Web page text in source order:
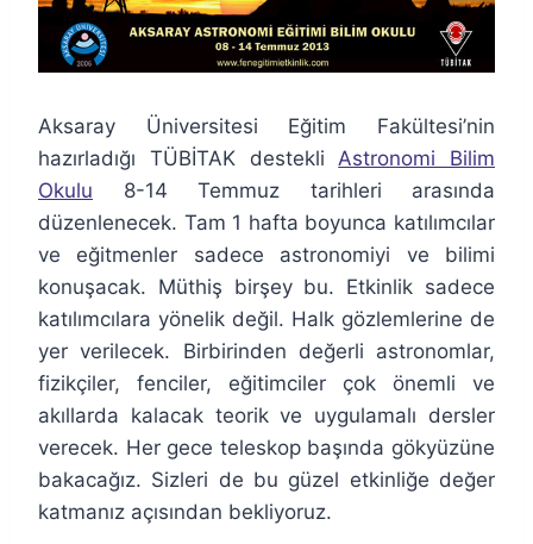
Aksaray Üniversitesi Eğitim Fakültesi’nin
hazırladığı TÜBİTAK destekliAstronomi Bilim
Okulu 8-14 Temmuz tarihleri arasında
düzenlenecek. Tam 1 hafta boyunca katılımcılar
ve eğitmenler sadece astronomiyi ve bilimi
konuşacak. Müthiş birşey bu. Etkinlik sadece
katılımcılara yönelik değil. Halk gözlemlerine de
yer verilecek. Birbirinden değerli astronomlar,
fizikçiler, fenciler, eğitimciler çok önemli ve
akıllarda kalacak teorik ve uygulamalı dersler
verecek. Her gece teleskop başında gökyüzüne
bakacağız. Sizleri de bu güzel etkinliğe değer
katmanız açısından bekliyoruz.